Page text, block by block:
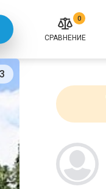
0
СРАВНЕНИЕ